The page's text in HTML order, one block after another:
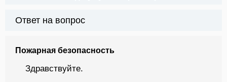
Ответ на вопрос
Пожарная безопасность
Здравствуйте.